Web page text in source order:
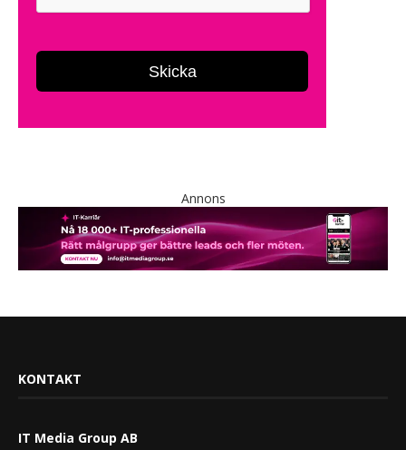
Annons
KONTAKT
IT Media Group AB